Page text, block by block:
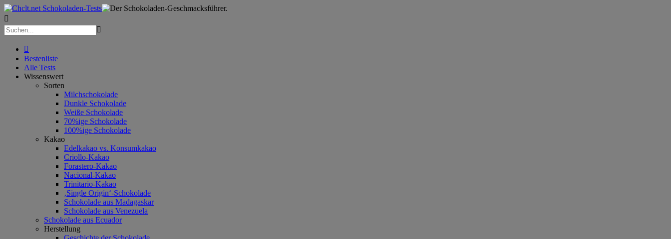



Bestenliste
Alle Tests
Wissenswert
Sorten
Milchschokolade
Dunkle Schokolade
Weiße Schokolade
70%ige Schokolade
100%ige Schokolade
Kakao
Edelkakao vs. Konsumkakao
Criollo-Kakao
Forastero-Kakao
Nacional-Kakao
Trinitario-Kakao
‚Single Origin‘-Schokolade
Schokolade aus Madagaskar
Schokolade aus Venezuela
Schokolade aus Ecuador
Herstellung